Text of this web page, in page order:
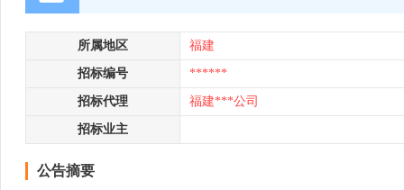
所属地区 福建
招标编号 ******
招标代理 福建***公司
招标业主
公告摘要